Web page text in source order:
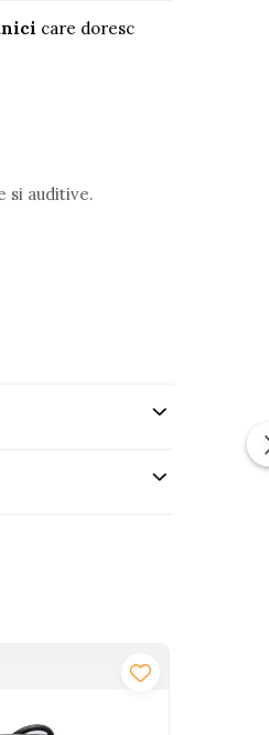
care doresc
si auditive.